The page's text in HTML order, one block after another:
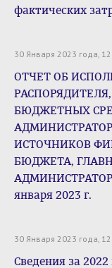
фактических
30 Января 2023 года,
ОТЧЕТ ОБ
БЮДЖЕТНЫХ
ИСТОЧНИКОВ
БЮДЖЕТА,
января 2023 г.
30 Января 2023 года,
Сведения за